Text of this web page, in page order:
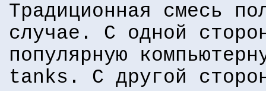
Традиционная смесь
случае. С одной
популярную
tanks. С другой